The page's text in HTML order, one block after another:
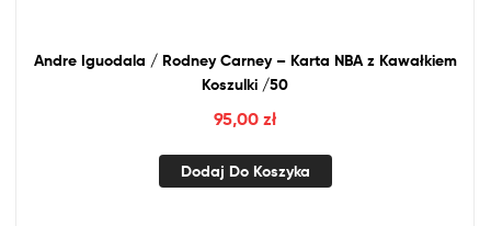
Andre Iguodala / Rodney Carney – Karta NBA zKawałkiem
Koszulki /50
95,00 zł
Dodaj Do Koszyka